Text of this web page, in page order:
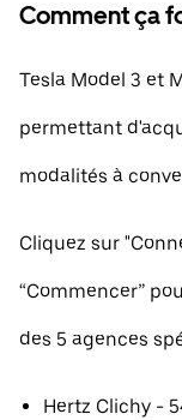
Comment ça
Tesla Model 3 et
permettant
modalités à
Cliquez sur
“Commencer”
des 5 agences
Hertz Clichy -